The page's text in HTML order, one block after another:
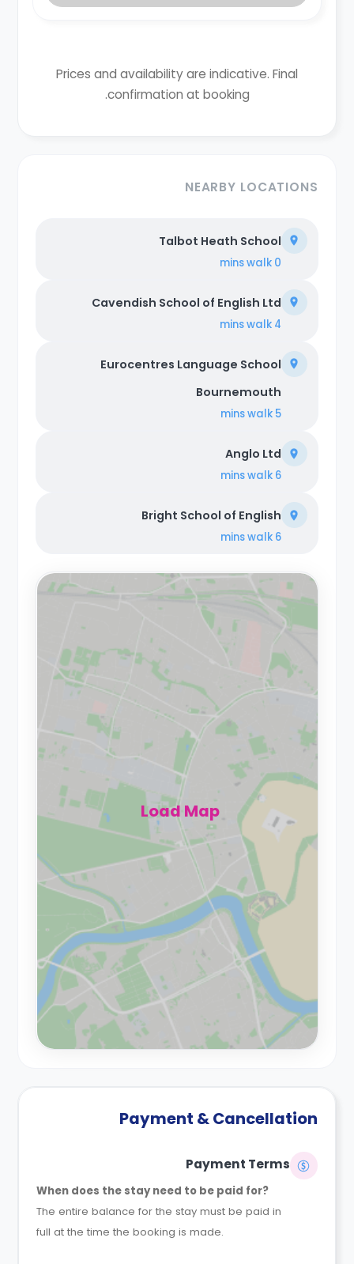
Prices and availability are indicative. Final
confirmation at booking.
NEARBY LOCATIONS
Talbot Heath School
0 mins
walk
Cavendish School of English Ltd
4 mins
walk
Eurocentres Language School
Bournemouth
5 mins
walk
Anglo Ltd
6 mins
walk
Bright School of English
6 mins
walk
Load Map
Payment & Cancellation
Payment Terms
When does the stay need to be paid for?
The entire balance for the stay must be paid in
full at the time the booking is made.